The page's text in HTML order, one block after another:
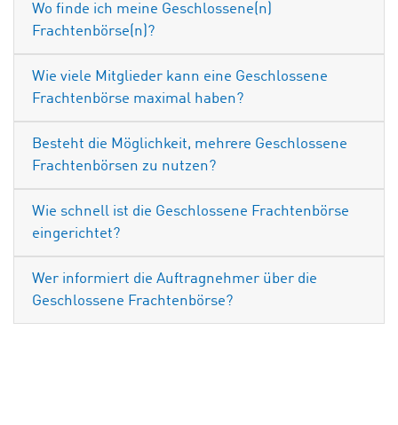
Wo finde ich meine Geschlossene(n)
Frachtenbörse(n)?
Wie viele Mitglieder kann eine Geschlossene
Frachtenbörse maximal haben?
Besteht die Möglichkeit, mehrere Geschlossene
Frachtenbörsen zu nutzen?
Wie schnell ist die Geschlossene Frachtenbörse
eingerichtet?
Wer informiert die Auftragnehmer über die
Geschlossene Frachtenbörse?